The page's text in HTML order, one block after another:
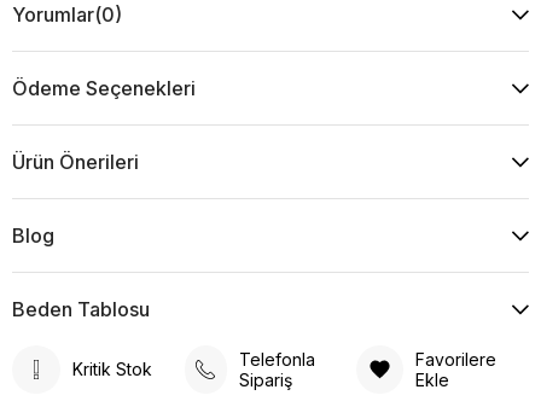
Yorumlar(0)
Ödeme Seçenekleri
Ürün Önerileri
Blog
Beden Tablosu
Kritik Stok
Telefonla
Sipariş
Favorilere
Ekle